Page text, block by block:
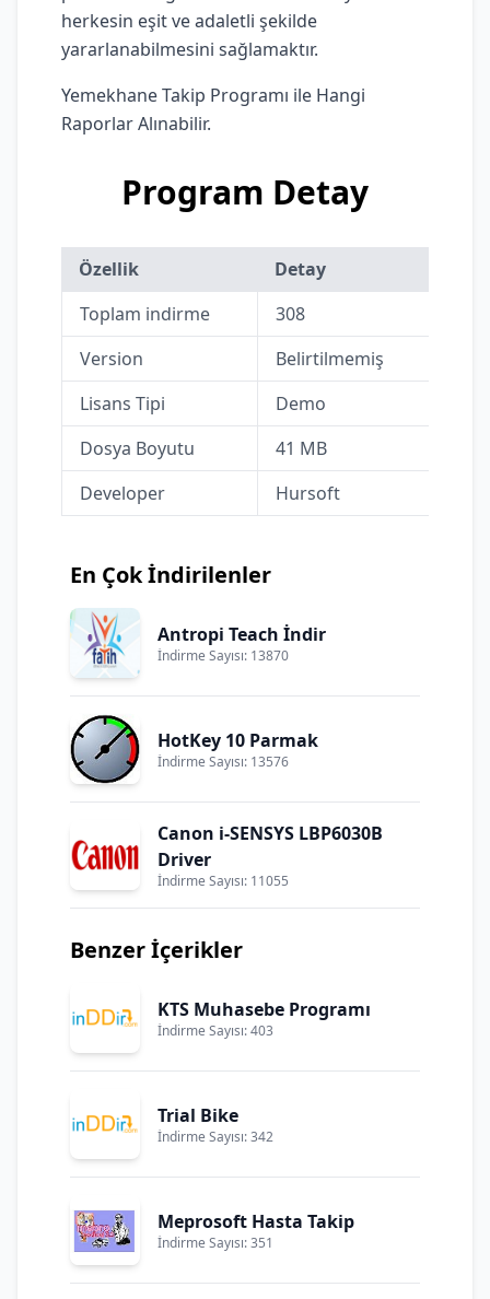
herkesin eşit ve adaletli şekilde
yararlanabilmesini sağlamaktır.
Yemekhane Takip Programı ile Hangi
Raporlar Alınabilir.
Program Detay
Özellik
Detay
Toplam indirme
308
Version
Belirtilmemiş
Lisans Tipi
Demo
Dosya Boyutu
41 MB
Developer
Hursoft
En Çok İndirilenler
Antropi Teach İndir
İndirme Sayısı: 13870
HotKey 10 Parmak
İndirme Sayısı: 13576
Canon i-SENSYS LBP6030B
Driver
İndirme Sayısı: 11055
Benzer İçerikler
KTS Muhasebe Programı
İndirme Sayısı: 403
Trial Bike
İndirme Sayısı: 342
Meprosoft Hasta Takip
İndirme Sayısı: 351